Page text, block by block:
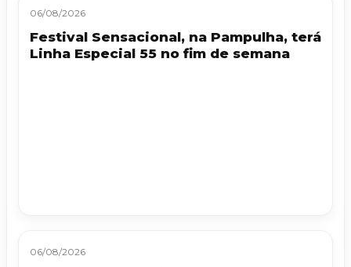
06/08/2026
Festival Sensacional, na Pampulha, terá
Linha Especial 55 no fim de semana
06/08/2026